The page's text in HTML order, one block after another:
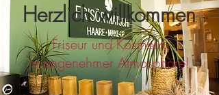
Herzlich willkommen
Friseur und Kosmetik
in angenehmer Atmosphäre!